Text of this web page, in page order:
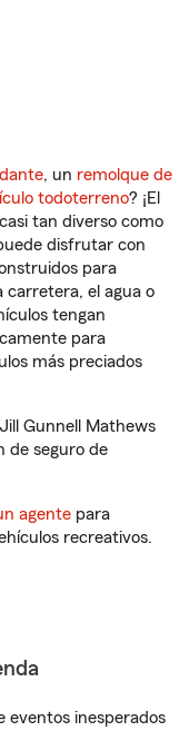
, un remolque de
todoterreno? ¡El
tan diverso como
disfrutar con
para
carretera, el agua o
tengan
para
más preciados
Gunnell Mathews
de seguro de
agente para
recreativos.
eventos inesperados